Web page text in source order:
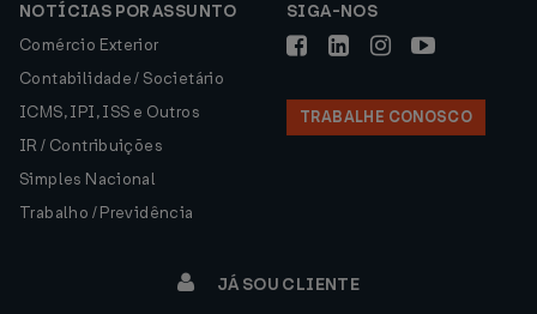
NOTÍCIAS POR ASSUNTO
Comércio Exterior
Contabilidade / Societário
ICMS, IPI, ISS e Outros
IR / Contribuições
Simples Nacional
Trabalho / Previdência
SIGA-NOS
TRABALHE CONOSCO
JÁ SOU CLIENTE